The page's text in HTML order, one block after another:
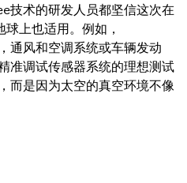
技术的研发人员都坚信这次在
上也适用。例如，
通风和空调系统或车辆发动
准调试传感器系统的理想测试
而是因为太空的真空环境不像